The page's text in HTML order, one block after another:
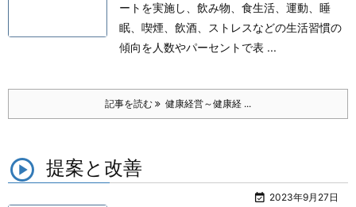
ートを実施し、飲み物、食生活、運動、睡
眠、喫煙、飲酒、ストレスなどの生活習慣の
傾向を人数やパーセントで表 ...
記事を読む 健康経営～健康経 ...
提案と改善
 2023年9月27日